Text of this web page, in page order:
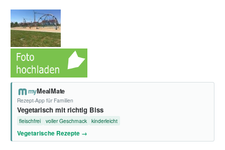
myMealMate
Rezept-App für Familien
Vegetarisch mit richtig Biss
fleischfrei voller Geschmack kinderleicht
Vegetarische Rezepte →